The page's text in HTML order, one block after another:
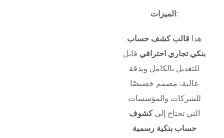
الميزات:
هذا قالب كشف حساب
بنكي تجاري احترافي قابل
للتعديل بالكامل وبدقة
عالية، مصمم خصيصًا
للشركات والمؤسسات
التي تحتاج إلىكشوف
حساب بنكية رسمية